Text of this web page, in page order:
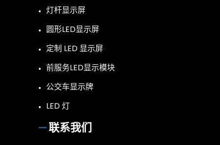
灯杆显示屏
圆形LED显示屏
定制 LED 显示屏
前服务LED显示模块
公交车显示牌
LED 灯
联系我们